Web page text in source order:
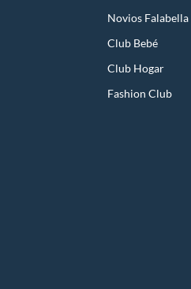
Novios Falabella
Club Bebé
Club Hogar
Fashion Club